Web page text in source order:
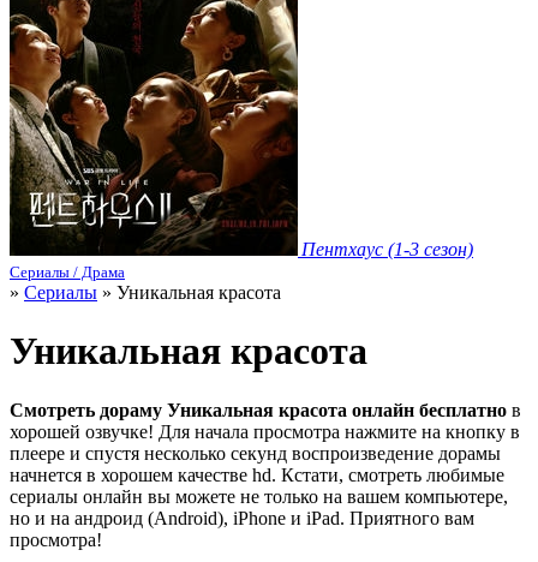
Пентхаус (1-3 сезон)
Сериалы / Драма
» Сериалы » Уникальная красота
Уникальная красота
Смотреть дораму Уникальная красота онлайн бесплатно в
хорошей озвучке! Для начала просмотра нажмите на кнопку в
плеере и спустя несколько секунд воспроизведение дорамы
начнется в хорошем качестве hd. Кстати, смотреть любимые
сериалы онлайн вы можете не только на вашем компьютере,
но и на андроид (Android), iPhone и iPad. Приятного вам
просмотра!